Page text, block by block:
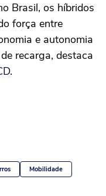
Brasil, os híbridos
força entre
e autonomia
recarga, destaca
.
Mobilidade